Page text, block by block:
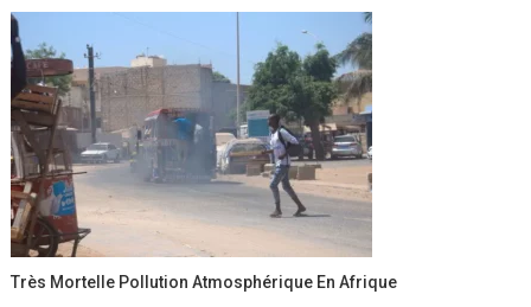
Très Mortelle Pollution Atmosphérique En Afrique